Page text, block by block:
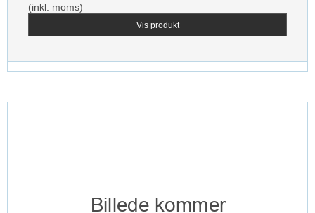
(inkl. moms)
Vis produkt